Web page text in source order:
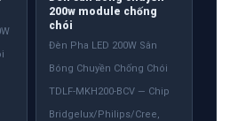
200w module chống
chói
Đèn Pha LED 200W Sân
Bóng Chuyền Chống Chói
TDLF-MKH200-BCV — Chip
Bridgelux/Philips/Cree,